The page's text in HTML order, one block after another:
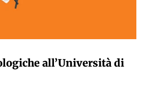
all’Università di